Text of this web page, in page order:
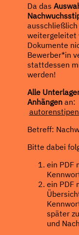
Da das
ausschließlich
weitergeleitet
Dokumente
Bewerber*in
stattdessen
werden!
Alle
Anhängen an:
Betreff:
Bitte dabei
ein PDF
ein PDF
später
und